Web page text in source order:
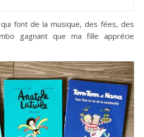
font de la musique, des fées, des
gagnant que ma fille apprécie